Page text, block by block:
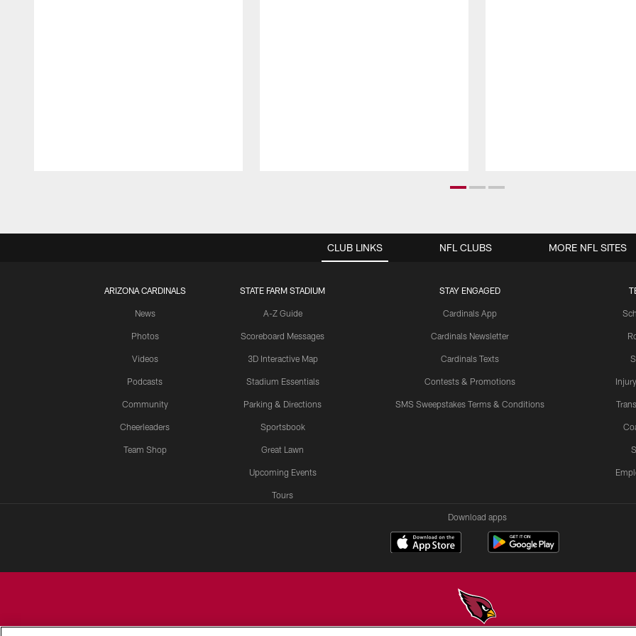
CLUB LINKS
ARIZONA CARDINALS
News
Photos
Videos
Podcasts
Community
Cheerleaders
Team Shop
STATE FARM STADIUM
A-Z Guide
Scoreboard Messages
3D Interactive Map
Stadium Essentials
Parking & Directions
Sportsbook
Great Lawn
Upcoming Events
Tours
STAY ENGAGED
Cardinals App
Cardinals Newsletter
Cardinals Texts
Contests & Promotions
SMS Sweepstakes Terms & Conditions
NFL CLUBS MORE NFL SITES
Download apps